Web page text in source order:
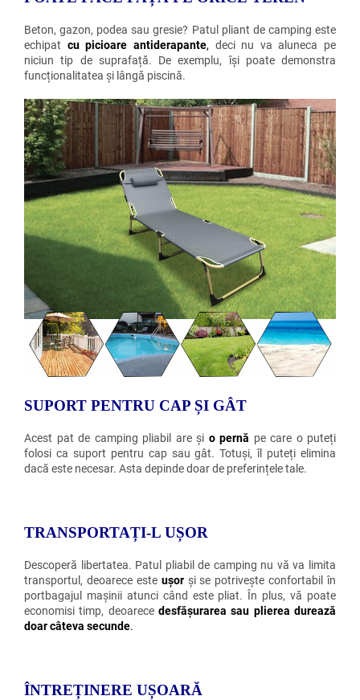
Beton, gazon, podea sau gresie? Patul pliant de camping este
echipat cu picioare antiderapante, deci nu va aluneca pe
niciun tip de suprafață. De exemplu, își poate demonstra
funcționalitatea și lângă piscină.
SUPORT PENTRU CAP ȘI GÂT
Acest pat de camping pliabil are și o pernă pe care o puteți
folosi ca suport pentru cap sau gât. Totuși, îl puteți elimina
dacă este necesar. Asta depinde doar de preferințele tale.
TRANSPORTAȚI-L UȘOR
Descoperă libertatea. Patul pliabil de camping nu vă va limita
transportul, deoarece este ușorși se potrivește confortabil în
portbagajul mașinii atunci când este pliat. În plus, vă poate
economisi timp, deoarece desfășurarea sau plierea durează
doar câteva secunde.
ÎNTREȚINERE UȘOARĂ